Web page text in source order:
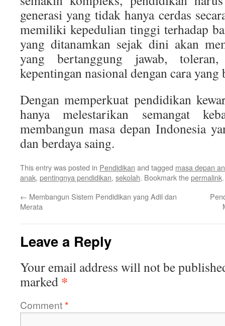
generasi yang tidak hanya cerdas
memiliki kepedulian tinggi terhadap
yang ditanamkan sejak dini akan
yang bertanggung jawab,
kepentingan nasional dengan cara yang
Dengan memperkuat pendidikan
hanya melestarikan semangat
membangun masa depan Indonesia
dan berdaya saing.
This entry was posted in Pendidikan and tagged masa depan
anak, pentingnya pendidikan, sekolah. Bookmark thepermalink.
← Membangun Sistem Pendidikan yang Adil dan
Merata
Leave a Reply
Your email address will not be
marked *
Comment*